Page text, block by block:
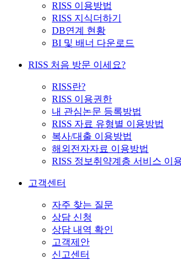
RISS 이용방법
RISS 지식더하기
DB연계 현황
BI 및 배너 다운로드
RISS 처음 방문 이세요?
RISS란?
RISS 이용권한
내 관심논문 등록방법
RISS 자료 유형별 이용방법
복사/대출 이용방법
해외전자자료 이용방법
RISS 정보취약계층 서비스 이
고객센터
자주 찾는 질문
상담 신청
상담 내역 확인
고객제안
신고센터